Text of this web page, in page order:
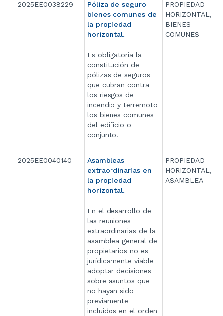
2025EE0038229
Póliza de seguro
bienes comunes de
la propiedad
horizontal.
Es obligatoria la
constitución de
pólizas de seguros
que cubran contra
los riesgos de
incendio y terremoto
los bienes comunes
del edificio o
conjunto.
PROPIEDAD
HORIZONTAL,
BIENES
COMUNES
2025EE0040140
Asambleas
extraordinarias en
la propiedad
horizontal.
En el desarrollo de
las reuniones
extraordinarias de la
asamblea general de
propietarios no es
jurídicamente viable
adoptar decisiones
sobre asuntos que
no hayan sido
previamente
incluidos en el orden
PROPIEDAD
HORIZONTAL,
ASAMBLEA